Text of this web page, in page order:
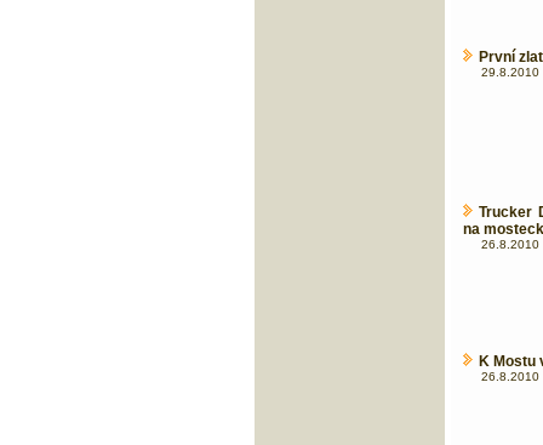
První
29.8.2010
Trucker
na
26.8.2010
K Mostu
26.8.2010